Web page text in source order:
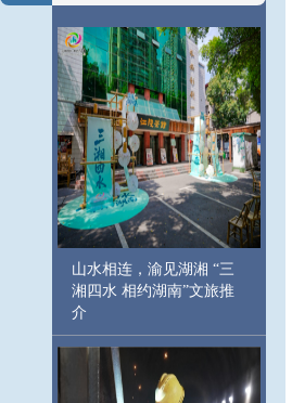
山水相连，渝见湖湘 “三
湘四水 相约湖南”文旅推
介